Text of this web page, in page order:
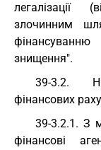
легалізації
злочинним
знищення".
39-3.2.
фінансових
39-3.2.1. З
фінансові